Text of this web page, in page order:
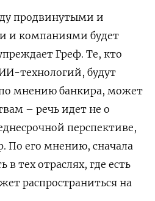
продвинутыми и
и компаниями будет
Греф. Те, кто
технологий, будут
по мнению банкира, может
– речь идет не о
перспективе,
По его мнению, сначала
в тех отраслях, где есть
распространиться на